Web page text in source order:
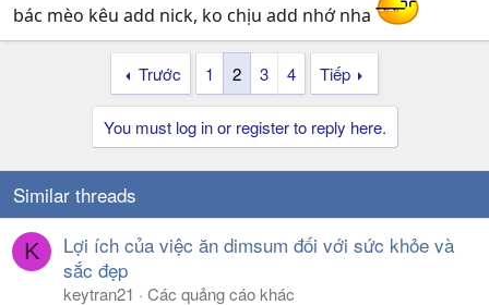
bác mèo kêu add nick, ko chịu add nhớ nha
Trước 1 2 3 4 Tiếp
You must log in or register to reply here.
Similar threads
K
Lợi ích của việc ăn dimsum đối với sức khỏe và
sắc đẹp
keytran21
Các quảng cáo khác